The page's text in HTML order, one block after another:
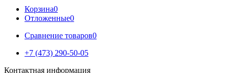
Корзина0
Отложенные0
Сравнение товаров0
+7 (473) 290-50-05
Контактная информация